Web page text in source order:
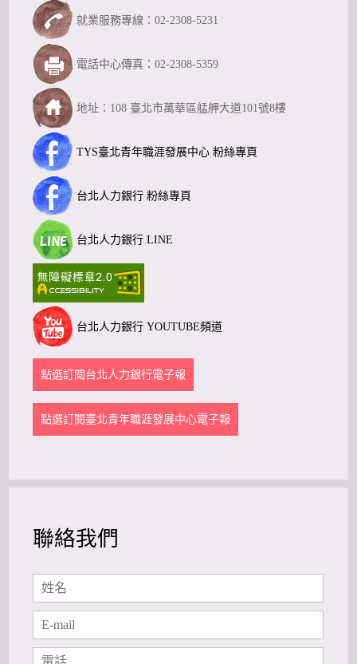
就業服務專線：02-2308-5231
TYS臺北青年職涯發展中心 粉絲專頁
電話中心傳真：02-2308-5359
台北人力銀行 粉絲專頁
地址：108 臺北市萬華區艋舺大道101號8樓
台北人力銀行 LINE
台北人力銀行 YOUTUBE頻道
點選訂閱台北人力銀行電子報
點選訂閱臺北青年職涯發展中心電子報
聯絡我們